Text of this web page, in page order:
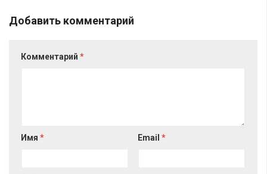
Добавить комментарий
Комментарий *
Имя * Email*